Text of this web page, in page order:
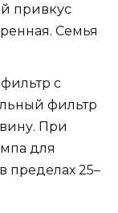
привкус
Семья
с
фильтр
При
для
пределах 25–